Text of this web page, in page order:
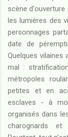
scène d'ouverture
les lumières des
personnages
date de
Quelques vilaines
mal :
métropoles
petites et en
esclaves - à
organisés dans
charognards et